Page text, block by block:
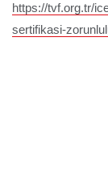
https://tvf.org.tr/
sertifikasi-